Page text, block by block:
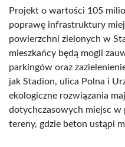
Projekt o wartości 105
poprawę infrastruktury
powierzchni zielonych w
mieszkańcy będą mogli
parkingów oraz
jak Stadion, ulica Polna i
ekologiczne rozwiązania
dotychczasowych miejsc w
tereny, gdzie beton ustąpi